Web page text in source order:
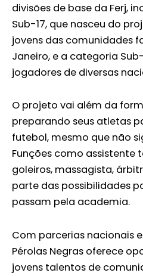
divisões de base da Ferj,
Sub-17, que nasceu do
jovens das comunidades
Janeiro, e a categoria
jogadores de diversas
O projeto vai além da
preparando seus atletas
futebol, mesmo que não
Funções como assistente
goleiros, massagista,
parte das possibilidades
passam pela academia.
Com parcerias nacionais
Pérolas Negras oferece
jovens talentos de